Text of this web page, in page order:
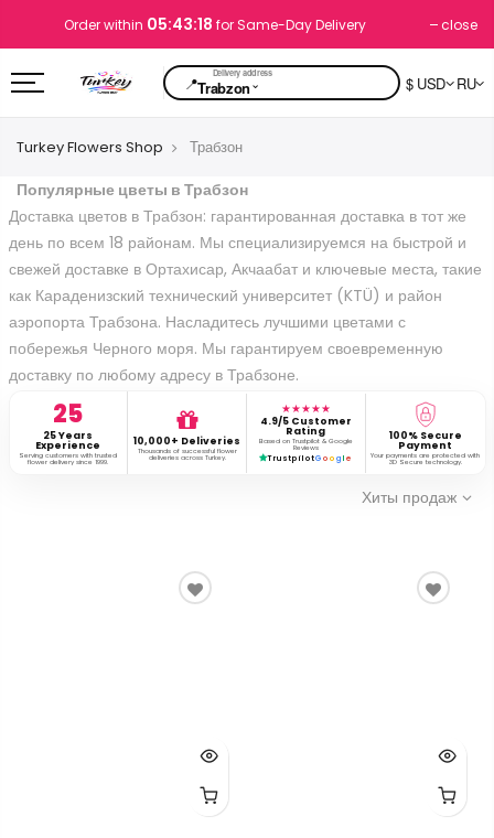
Order within 05:43:17 for Same-Day Delivery close
📍Trabzon⌄ $ USD RU
Turkey Flowers Shop Трабзон
Популярные цветы в Трабзон
Доставка цветов в Трабзон: гарантированная доставка в тот же
день по всем 18 районам. Мы специализируемся на быстрой и
свежей доставке в Ортахисар, Акчаабат и ключевые места, такие
как Караденизский технический университет (KTÜ) и район
аэропорта Трабзона. Насладитесь лучшими цветами с
побережья Черного моря. Мы гарантируем своевременную
доставку по любому адресу в Трабзоне.
25
25 Years
Experience
Serving customers with trusted
flower delivery since 1999.
10,000+ Deliveries
Thousands of successful flower
deliveries across Turkey.
★★★★★
4.9/5 Customer
Rating
Based on Trustpilot & Google
Reviews
TrustpilotG o o g l e
100% Secure
Payment
Your payments are protected with
3D Secure technology.
Хиты продаж